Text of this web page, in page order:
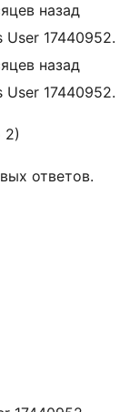
назад
User 17440952.
назад
User 17440952.
2)
ответов.